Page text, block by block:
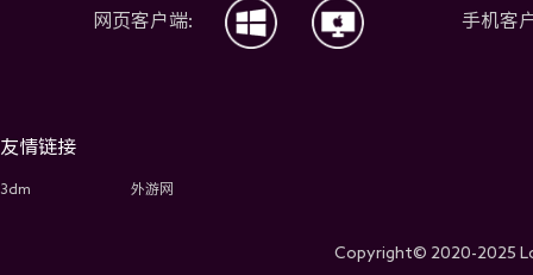
网页客户端: 手机客
友情链接
3dm 外游网
Copyright© 2020-2025